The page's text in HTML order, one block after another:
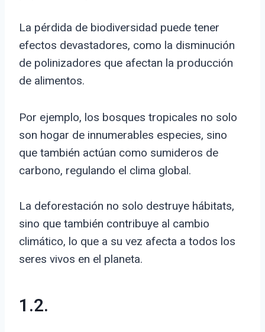
La pérdida de biodiversidad puede tener
efectos devastadores, como la disminución
de polinizadores que afectan la producción
de alimentos.
Por ejemplo, los bosques tropicales no solo
son hogar de innumerables especies, sino
que también actúan como sumideros de
carbono, regulando el clima global.
La deforestación no solo destruye hábitats,
sino que también contribuye al cambio
climático, lo que a su vez afecta a todos los
seres vivos en el planeta.
1.2.